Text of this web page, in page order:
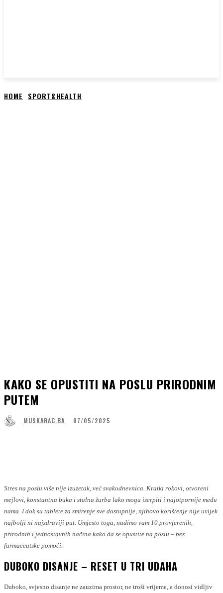
HOME SPORT&HEALTH
KAKO SE OPUSTITI NA POSLU PRIRODNIM
PUTEM
MUSKARAC.BA 07/05/2025
Stres na poslu više nije izuzetak, već svakodnevnica. Kratki rokovi, otvoreni
mejlovi, konstantna buka i stalna žurba lako mogu iscrpiti i najotpornije među
nama. I dok su tablete za smirenje sve dostupnije, njihovo korištenje nije uvijek
najbolji ni najzdraviji put. Umjesto toga, nudimo vam 10 provjerenih,
prirodnih i jednostavnih načina kako da se opustite na poslu – bez
farmaceutske pomoći.
DUBOKO DISANJE – RESET U TRI UDAHA
Duboko, svjesno disanje ne zauzima prostor, ne troši vrijeme, a donosi vidljiv